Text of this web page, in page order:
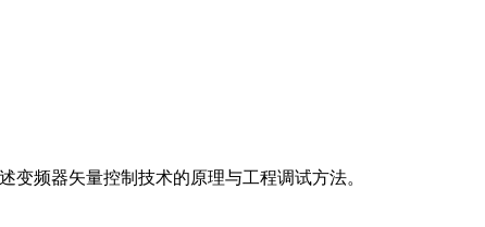
频器矢量控制技术的原理与工程调试方法。